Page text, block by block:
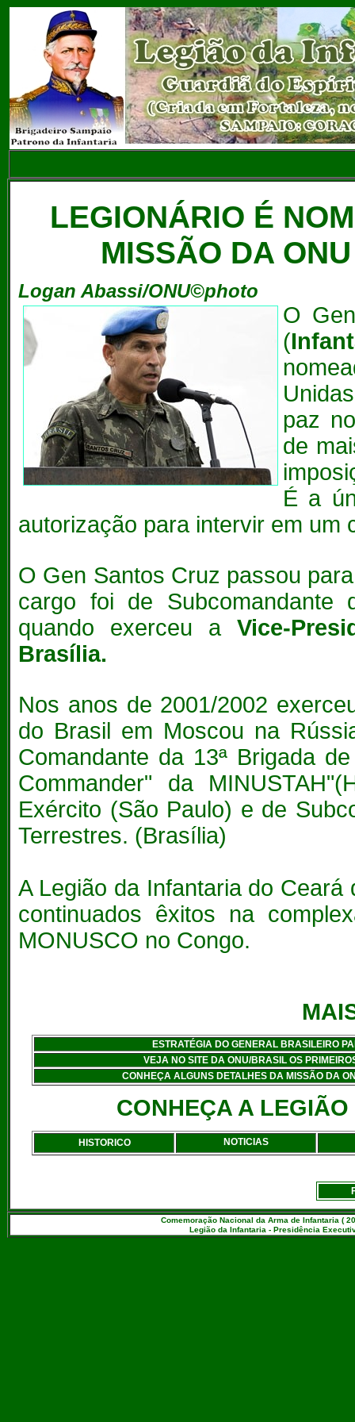
LEGIONÁRIO É
MISSÃO DA
Logan Abassi/ONU©photo
O
(
paz
de
É a
autorização para intervir em um
O Gen Santos Cruz passou
cargo foi de Subcomandante
quando exerceu aVice-
Brasília.
Nos anos de 2001/2002
do Brasil em Moscou na
Comandante da 13ª Brigada
Commander" da
Exército (São Paulo) e de
Terrestres. (Brasília)
A Legião da Infantaria do
continuados êxitos na
MONUSCO no Congo.
ESTRATÉGIA DO GENERAL BRASILEIRO
VEJA NO SITE DA ONU/BRASIL OS
CONHEÇA ALGUNS DETALHES DA MISSÃO DA
CONHEÇA A
HISTORICO NOTICIAS
Comemoração Nacional da Arma de Infantaria (
Legião da Infantaria - Presidência